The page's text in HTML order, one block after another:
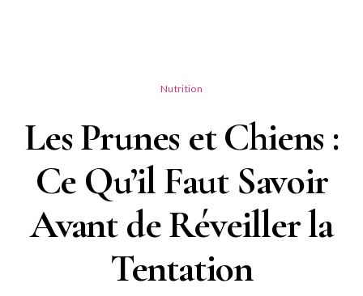
Nutrition
Les Prunes et Chiens :
Ce Qu’il Faut Savoir
Avant de Réveiller la
Tentation